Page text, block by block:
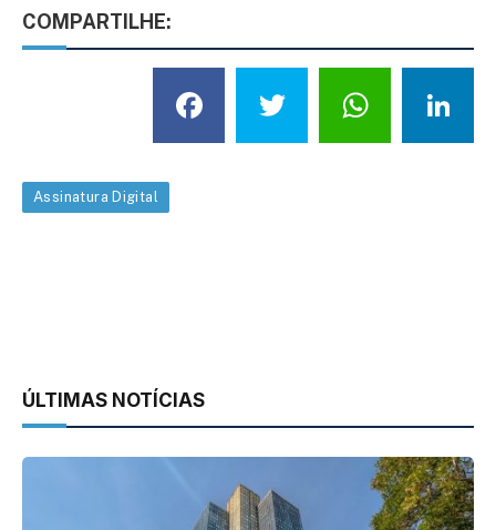
COMPARTILHE:
Facebook
Twitter
Assinatura Digital
ÚLTIMAS NOTÍCIAS